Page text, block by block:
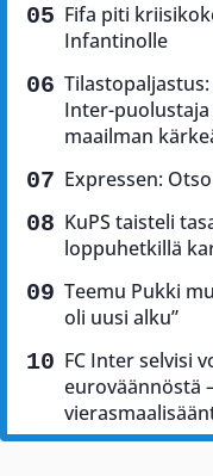
Fifa piti
Infantinolle
Inter-puolustaja
maailman
Expressen:
KuPS taisteli
loppuhetkillä
Teemu Pukki
oli uusi alku”
FC Inter selvisi
euroväännöstä